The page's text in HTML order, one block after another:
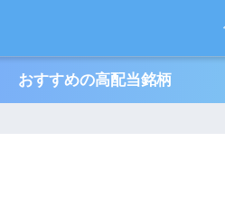
おすすめの高配当銘柄